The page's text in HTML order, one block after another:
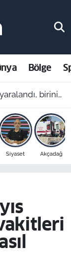
Bölge
birinin durumu ağır
Siyaset Akçadağ